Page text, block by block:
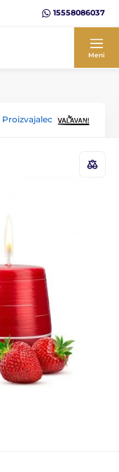
15558086037
Meni
Proizvajalec